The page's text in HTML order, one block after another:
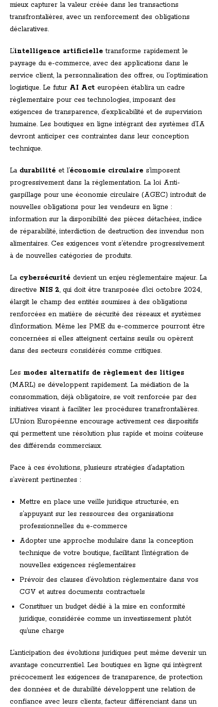
mieux capturer la valeur créée dans les transactions
transfrontalières, avec un renforcement des obligations
déclaratives.
L’intelligence artificielle transforme rapidement le
paysage du e-commerce, avec des applications dans le
service client, la personnalisation des offres, ou l’optimisation
logistique. Le futur AI Act européen établira un cadre
réglementaire pour ces technologies, imposant des
exigences de transparence, d’explicabilité et de supervision
humaine. Les boutiques en ligne intégrant des systèmes d’IA
devront anticiper ces contraintes dans leur conception
technique.
La durabilité et l’économie circulaire s’imposent
progressivement dans la réglementation. La loi Anti-
gaspillage pour une économie circulaire (AGEC) introduit de
nouvelles obligations pour les vendeurs en ligne :
information sur la disponibilité des pièces détachées, indice
de réparabilité, interdiction de destruction des invendus non
alimentaires. Ces exigences vont s’étendre progressivement
à de nouvelles catégories de produits.
La cybersécurité devient un enjeu réglementaire majeur. La
directive NIS 2, qui doit être transposée d’ici octobre 2024,
élargit le champ des entités soumises à des obligations
renforcées en matière de sécurité des réseaux et systèmes
d’information. Même les PME du e-commerce pourront être
concernées si elles atteignent certains seuils ou opèrent
dans des secteurs considérés comme critiques.
Les modes alternatifs de règlement des litiges
(MARL) se développent rapidement. La médiation de la
consommation, déjà obligatoire, se voit renforcée par des
initiatives visant à faciliter les procédures transfrontalières.
L’Union Européenne encourage activement ces dispositifs
qui permettent une résolution plus rapide et moins coûteuse
des différends commerciaux.
Face à ces évolutions, plusieurs stratégies d’adaptation
s’avèrent pertinentes :
Mettre en place une veille juridique structurée, en
s’appuyant sur les ressources des organisations
professionnelles du e-commerce
Adopter une approche modulaire dans la conception
technique de votre boutique, facilitant l’intégration de
nouvelles exigences réglementaires
Prévoir des clauses d’évolution réglementaire dans vos
CGV et autres documents contractuels
Constituer un budget dédié à la mise en conformité
juridique, considérée comme un investissement plutôt
qu’une charge
L’anticipation des évolutions juridiques peut même devenir un
avantage concurrentiel. Les boutiques en ligne qui intègrent
précocement les exigences de transparence, de protection
des données et de durabilité développent une relation de
confiance avec leurs clients, facteur différenciant dans un